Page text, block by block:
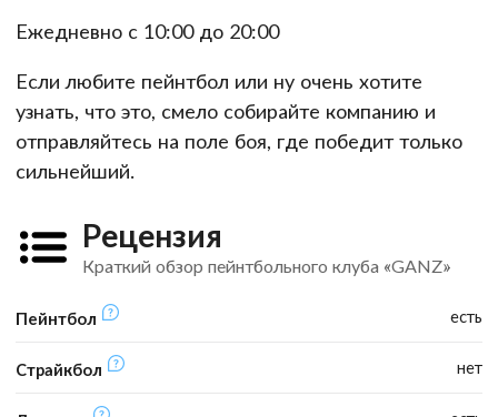
Ежедневно с 10:00 до 20:00
Если любите пейнтбол или ну очень хотите
узнать, что это, смело собирайте компанию и
отправляйтесь на поле боя, где победит только
сильнейший.
Рецензия
Краткий обзор пейнтбольного клуба «GANZ»
Пейнтбол есть
Страйкбол нет